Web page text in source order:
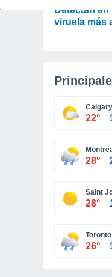
Detectan
viruela más
Calgary
22°
28°
Saint
28°
Toronto
26°